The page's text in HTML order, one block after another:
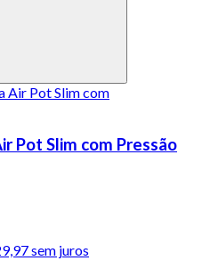
Pot Slim com Pressão
sem juros